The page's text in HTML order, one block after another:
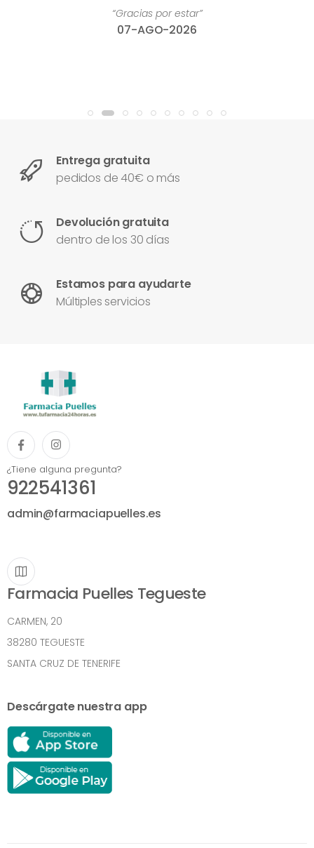
“Gracias por estar”
07-AGO-2026
Entrega gratuita
pedidos de 40€ o más
Devolución gratuita
dentro de los 30 días
Estamos para ayudarte
Múltiples servicios
¿Tiene alguna pregunta?
922541361
admin@farmaciapuelles.es
Farmacia Puelles Tegueste
CARMEN, 20
38280 TEGUESTE
SANTA CRUZ DE TENERIFE
Descárgate nuestra app